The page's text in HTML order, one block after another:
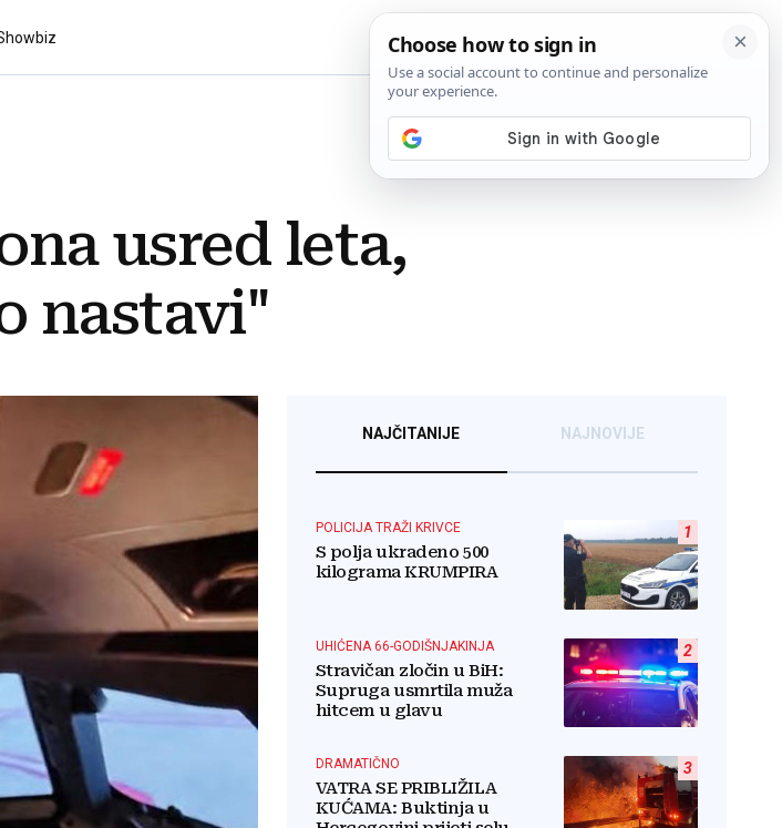
usred leta,
nastavi"
NAJČITANIJE NAJNOVIJE
1
POLICIJA TRAŽI KRIVCE
S polja ukradeno 500
kilograma KRUMPIRA
2
UHIĆENA 66-GODIŠNJAKINJA
Stravičan zločin u BiH:
Supruga usmrtila muža
hitcem u glavu
3
DRAMATIČNO
VATRA SE PRIBLIŽILA
KUĆAMA: Buktinja u